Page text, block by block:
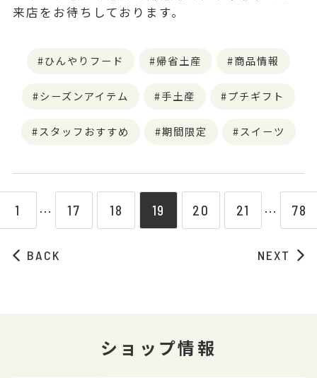
来店をお待ちしております。
ひんやりフード 帰省土産 商品情報
シーズンアイテム 手土産 プチギフト
スタッフおすすめ 期間限定 スイーツ
BACK
1 ⋯ 17 18 19 20 21 ⋯ 78
NEXT
ショップ情報